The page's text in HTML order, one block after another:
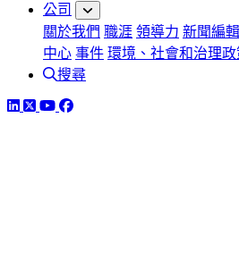
公司
關於我們 職涯 領導力 新聞編
中心 事件 環境、社會和治理政
搜尋
LinkedIn
TwitterYouTube
Facebook